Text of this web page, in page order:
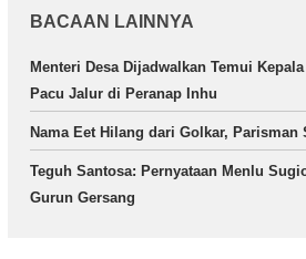
BACAAN LAINNYA
Menteri Desa Dijadwalkan Temui
Pacu Jalur di Peranap Inhu
Nama Eet Hilang dari Golkar, Parisman
Teguh Santosa: Pernyataan Menlu
Gurun Gersang